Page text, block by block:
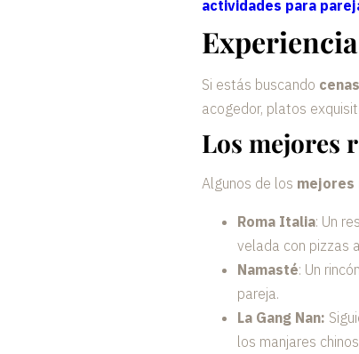
actividades para
Si estás buscando
acogedor, platos
Los mejores
Algunos de los mejores
Roma Italia: Un
velada con pizzas
Namasté: Un
pareja.
La Gang Nan:
los manjares